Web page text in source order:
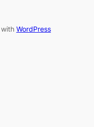
WordPress